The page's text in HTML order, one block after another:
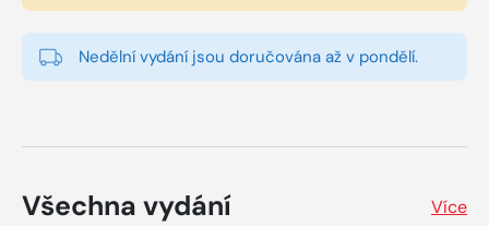
Nedělní vydání jsou doručována až v pondělí.
Všechna vydání Více